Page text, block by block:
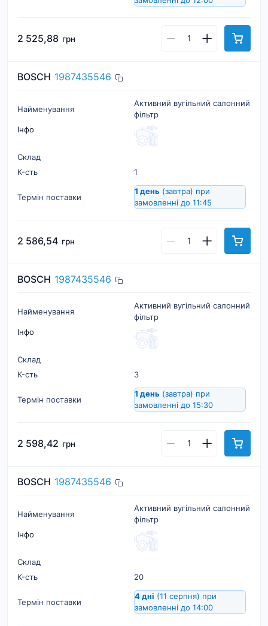
2 525,88 грн
BOSCH 1987435546
Найменування
Активний вугільний салонний
фільтр
Інфо
Склад
К-cть
1
Термін поставки
1 день (завтра) при
замовленні до 11:45
2 586,54 грн
BOSCH 1987435546
Найменування
Активний вугільний салонний
фільтр
Інфо
Склад
К-cть
3
Термін поставки
1 день (завтра) при
замовленні до 15:30
2 598,42 грн
BOSCH 1987435546
Найменування
Активний вугільний салонний
фільтр
Інфо
Склад
К-cть
20
Термін поставки
4 дні (11 серпня) при
замовленні до 14:00